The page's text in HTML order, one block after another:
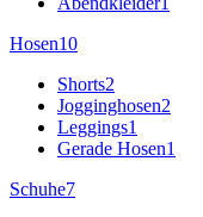
Hosen10
Shorts2
Jogginghosen2
Leggings1
Gerade Hosen1
Schuhe7